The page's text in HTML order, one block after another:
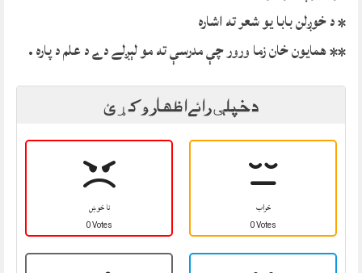
* د خوږلن بابا یو شعر ته اشاره
** همایون خان زما ورور چې مدرسې ته مو لېږلے دے د علم د پاره .
د خپلې رائے اظهار وکړئ
نا خوښ
0 Votes
خراب
0 Votes